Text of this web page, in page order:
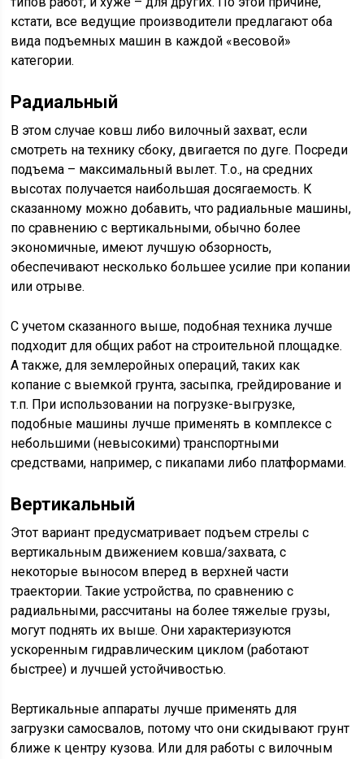
кстати, все ведущие производители предлагают оба
вида подъемных машин в каждой «весовой»
категории.
Радиальный
В этом случае ковш либо вилочный захват, если
смотреть на технику сбоку, двигается по дуге. Посреди
подъема – максимальный вылет. Т.о., на средних
высотах получается наибольшая досягаемость. К
сказанному можно добавить, что радиальные машины,
по сравнению с вертикальными, обычно более
экономичные, имеют лучшую обзорность,
обеспечивают несколько большее усилие при копании
или отрыве.
С учетом сказанного выше, подобная техника лучше
подходит для общих работ на строительной площадке.
А также, для землеройных операций, таких как
копание с выемкой грунта, засыпка, грейдирование и
т.п. При использовании на погрузке-выгрузке,
подобные машины лучше применять в комплексе с
небольшими (невысокими) транспортными
средствами, например, с пикапами либо платформами.
Вертикальный
Этот вариант предусматривает подъем стрелы с
вертикальным движением ковша/захвата, с
некоторые выносом вперед в верхней части
траектории. Такие устройства, по сравнению с
радиальными, рассчитаны на более тяжелые грузы,
могут поднять их выше. Они характеризуются
ускоренным гидравлическим циклом (работают
быстрее) и лучшей устойчивостью.
Вертикальные аппараты лучше применять для
загрузки самосвалов, потому что они скидывают грунт
ближе к центру кузова. Или для работы с вилочным